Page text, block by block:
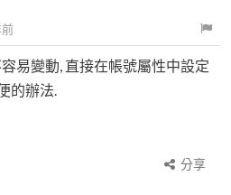
易變動, 直接在帳號屬性中設定
的辦法.
分享